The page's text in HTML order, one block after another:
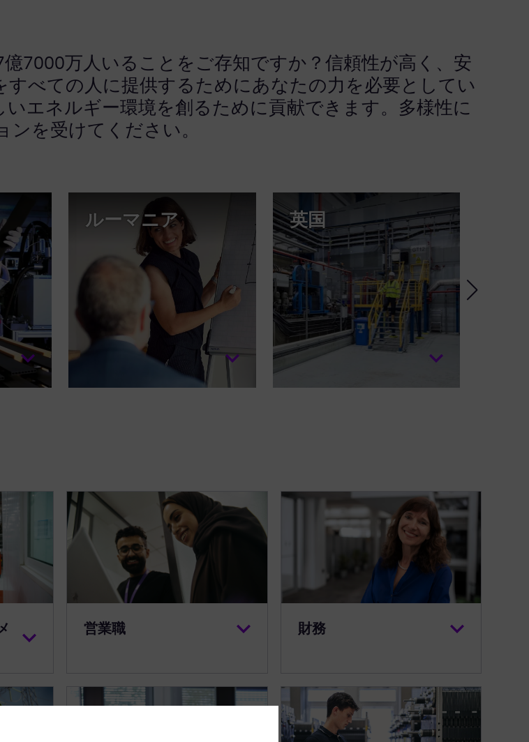
7000万人いることをご存知ですか？信頼性が高く、安
べての人に提供するためにあなたの力を必要としてい
エネルギー環境を創るために貢献できます。多様性に
を受けてください。
ルーマニア 英国
営業職 財務